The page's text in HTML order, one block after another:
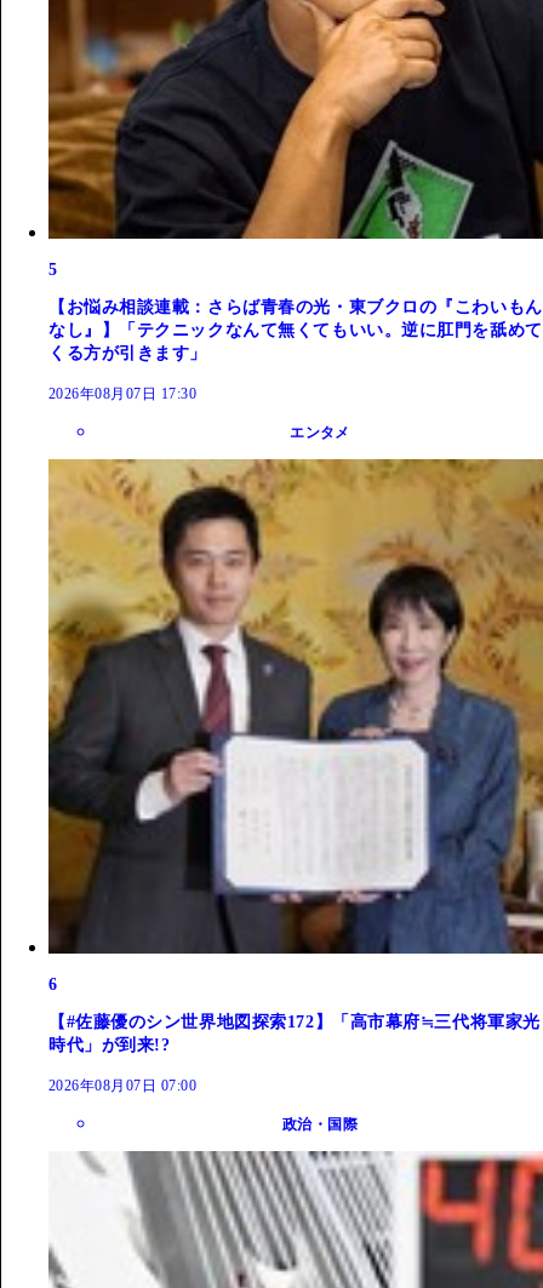
5
【お悩み相談連載：さらば青春の光・東ブクロの『こわいもん
なし』】「テクニックなんて無くてもいい。逆に肛門を舐めて
くる方が引きます」
2026年08月07日 17:30
エンタメ
6
【#佐藤優のシン世界地図探索172】「高市幕府≒三代将軍家光
時代」が到来!?
2026年08月07日 07:00
政治・国際